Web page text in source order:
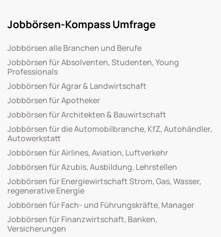
Jobbörsen-Kompass Umfrage
Jobbörsen alle Branchen und Berufe
Jobbörsen für Absolventen, Studenten, Young
Professionals
Jobbörsen für Agrar & Landwirtschaft
Jobbörsen für Apotheker
Jobbörsen für Architekten & Bauwirtschaft
Jobbörsen für die Automobilbranche, KfZ, Autohändler,
Autowerkstatt
Jobbörsen für Airlines, Aviation, Luftverkehr
Jobbörsen für Azubis, Ausbildung, Lehrstellen
Jobbörsen für Energiewirtschaft Strom, Gas, Wasser,
regenerative Energie
Jobbörsen für Fach- und Führungskräfte, Manager
Jobbörsen für Finanzwirtschaft, Banken,
Versicherungen